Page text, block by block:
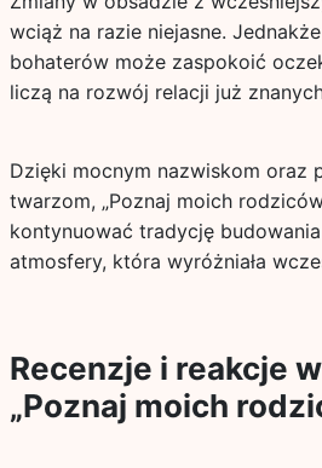
wciąż na razie niejasne.
bohaterów może zaspokoić
liczą na rozwój relacji już
Dzięki mocnym nazwiskom oraz
twarzom, „Poznaj moich
kontynuować tradycję
atmosfery, która wyróżniała
Recenzje i reakcje
„Poznaj moich